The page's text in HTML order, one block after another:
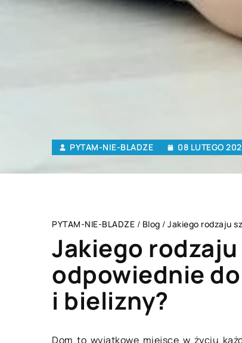
PYTAM-NIE-BLADZE 08 LUTEGO
PYTAM-NIE-BLADZE / Blog / Jakiego rodzaju
Jakiego
odpowiednie
i bielizny?
Dom to wyjątkowe miejsce w życiu